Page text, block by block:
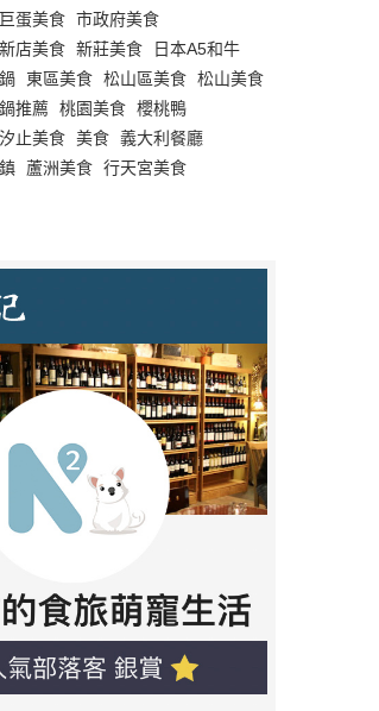
蛋美食 市政府美食
新店美食 新莊美食
日本A5和牛
東區美食 松山區美食 松山美食
推薦 桃園美食 櫻桃鴨
汐止美食 美食 義大利餐廳
蘆洲美食 行天宮美食